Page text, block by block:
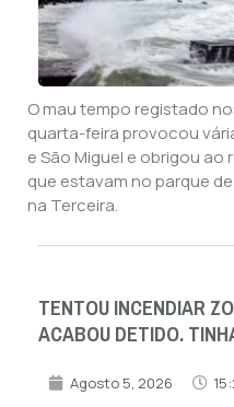
O mau tempo registado
quarta-feira provocou
e São Miguel e obrigou
que estavam no parque
na Terceira.
TENTOU INCENDIAR
ACABOU DETIDO.
Agosto 5, 2026